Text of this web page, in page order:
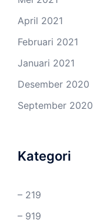
April 2021
Februari 2021
Januari 2021
Desember 2020
September 2020
Kategori
– 219
– 919